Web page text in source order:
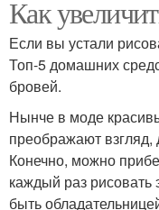
Как
Если вы устали
Топ-5 домашних
бровей.
Нынче в моде
преображают
Конечно, можно
каждый раз рисовать
быть